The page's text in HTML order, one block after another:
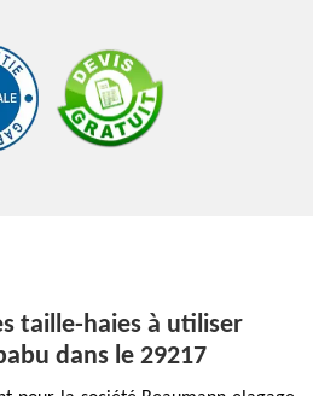
taille-haies à utiliser
dans le 29217